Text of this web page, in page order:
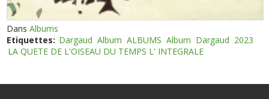
DansAlbums
Etiquettes: Dargaud Album ALBUMS Album Dargaud 2023
LA QUETE DE L'OISEAU DU TEMPS L' INTEGRALE